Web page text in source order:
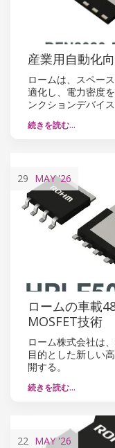
産業用自動化
ロームは、スペー
適化し、電力密度
ンクションデバイ
続きを読む…
29 MAY'26
ロームの車載
MOSFET技術
ローム株式会社は
目的とした新しい
開する。
続きを読む…
22 MAY'26